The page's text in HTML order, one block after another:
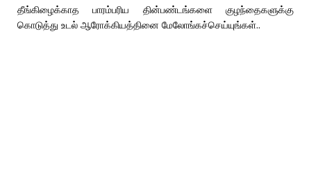
தீங்கிழைக்காத பாரம்பரிய தின்பண்டங்களை குழந்தைகளுக்கு
கொடுத்து உடல் ஆரோக்கியத்தினை மேலோங்கச்செய்யுங்கள்..